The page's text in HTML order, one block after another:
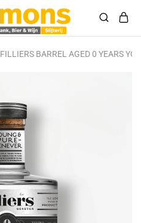
FILLIERS BARREL AGED 0 YEARS